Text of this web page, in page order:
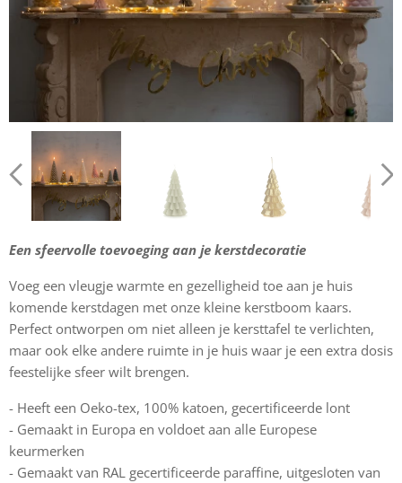
Een sfeervolle toevoeging aan je kerstdecoratie
Voeg een vleugje warmte en gezelligheid toe aan je huis
komende kerstdagen met onze kleine kerstboom kaars.
Perfect ontworpen om niet alleen je kersttafel te verlichten,
maar ook elke andere ruimte in je huis waar je een extra dosis
feestelijke sfeer wilt brengen.
- Heeft een Oeko-tex, 100% katoen, gecertificeerde lont
- Gemaakt in Europa en voldoet aan alle Europese
keurmerken
- Gemaakt van RAL gecertificeerde paraffine, uitgesloten van